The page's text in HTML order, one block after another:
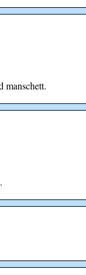
manschett.